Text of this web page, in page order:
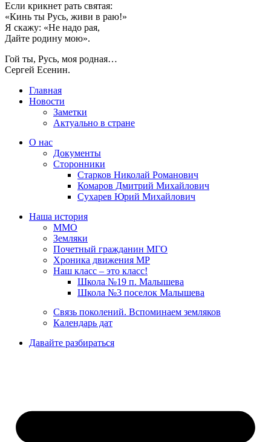
Если крикнет рать святая:
«Кинь ты Русь, живи в раю!»
Я скажу: «Не надо рая,
Дайте родину мою».
Гой ты, Русь, моя родная…
Сергей Есенин.
Главная
Новости
Заметки
Актуально в стране
О нас
Документы
Сторонники
Старков Николай Романович
Комаров Дмитрий Михайлович
Сухарев Юрий Михайлович
Наша история
ММО
Земляки
Почетный гражданин МГО
Хроника движения МР
Наш класс – это класс!
Школа №19 п. Малышева
Школа №3 поселок Малышева
Связь поколений. Вспоминаем земляков
Календарь дат
Давайте разбираться